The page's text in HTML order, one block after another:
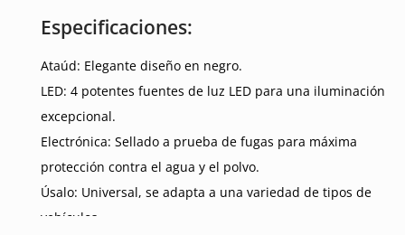
Especificaciones:
Ataúd: Elegante diseño en negro.
LED: 4 potentes fuentes de luz LED para una iluminación
excepcional.
Electrónica: Sellado a prueba de fugas para máxima
protección contra el agua y el polvo.
Úsalo: Universal, se adapta a una variedad de tipos de
vehículos.